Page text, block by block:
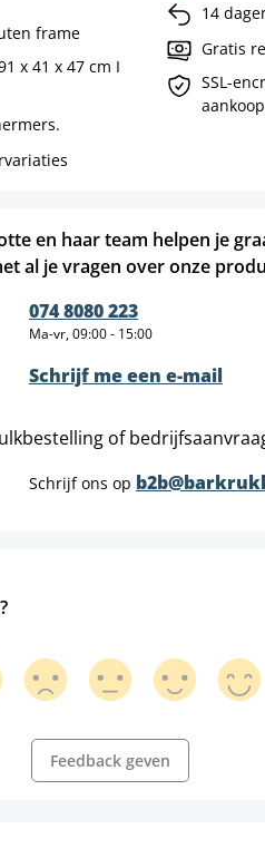
frame
x 41 x 47 cm I
14
Gratis
SSL-
aankoop
en haar team helpen je
al je vragen over onze
074 8080 223
Ma-vr, 09:00 - 15:00
Schrijf me een e-mail
of
Schrijf ons op
Feedback geven